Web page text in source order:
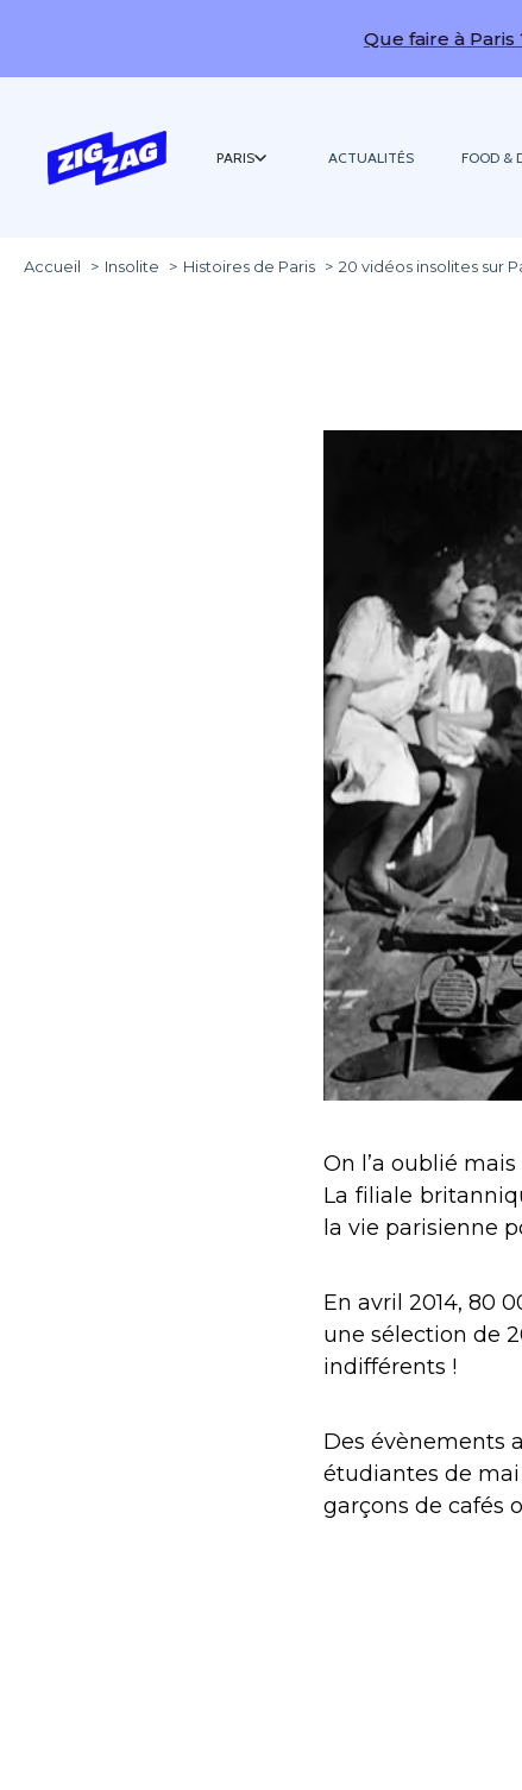
Que faire à Paris ?
PARIS ACTUALITÉS FOOD &
Accueil Insolite Histoires de Paris 20 vidéos insolites sur
On l’a oublié
La filiale
la vie parisienne
En avril 2014, 80
une sélection de
indifférents !
Des évènements
étudiantes de
garçons de cafés